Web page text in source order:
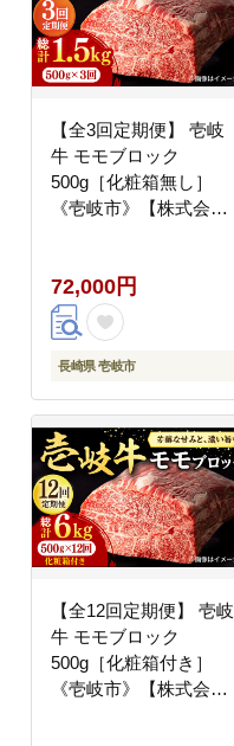
【全3回定期便】 壱岐
牛 モモブロック
500g［化粧箱無し］
《壱岐市》【株式会社
BBQ [JFE023] 72000
72000円
72,000円
長崎県 壱岐市
【全12回定期便】 壱岐
牛 モモブロック
500g［化粧箱付き］
《壱岐市》【株式会社